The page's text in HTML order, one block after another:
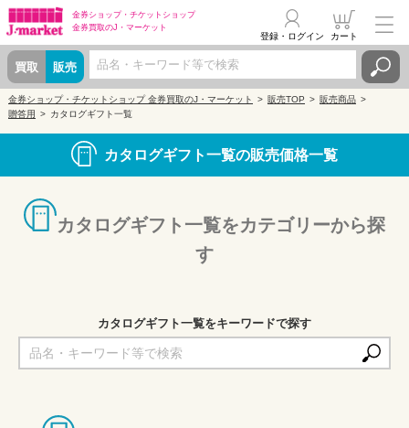
金券ショップ・ チケットショップ
金券買取のJ・マーケット
買取 販売
登録・ログイン カート
金券ショップ・チケットショップ 金券買取のJ・マーケット 販売TOP
販売商品
贈答用
カタログギフト一覧
カタログギフト一覧の販売価格一覧
カタログギフト一覧をカテゴリーから探
す
カタログギフト一覧をキーワードで探す